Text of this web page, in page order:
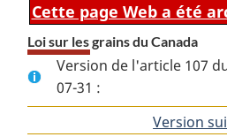
Cette page Web a été
Loi sur les grains du Canada
Version de l'article 107
07-31 :
Version